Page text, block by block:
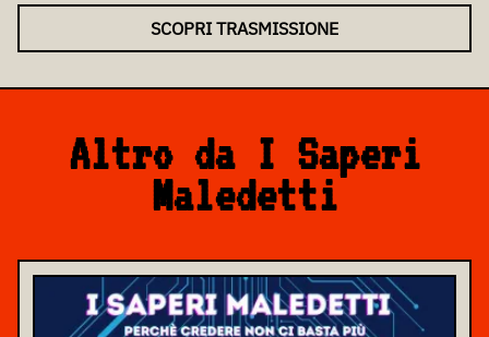
SCOPRI TRASMISSIONE
Altro da I Saperi
Maledetti